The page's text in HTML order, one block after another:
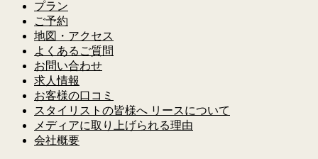
プラン
ご予約
地図・アクセス
よくあるご質問
お問い合わせ
求人情報
お客様の口コミ
スタイリストの皆様へ リースについて
メディアに取り上げられる理由
会社概要